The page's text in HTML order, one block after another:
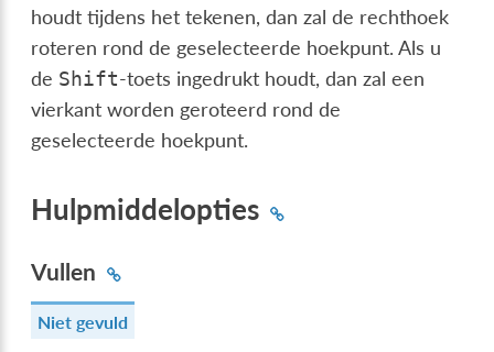
houdt tijdens het tekenen, dan zal de rechthoek
roteren rond de geselecteerde hoekpunt. Als u
de Shift-toets ingedrukt houdt, dan zal een
vierkant worden geroteerd rond de
geselecteerde hoekpunt.
Hulpmiddelopties
Vullen
Niet gevuld